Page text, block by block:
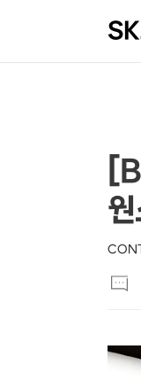
상
세
컨
텐
츠
본
문
제
목
문
댓
글